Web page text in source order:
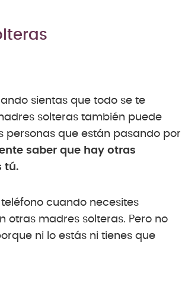
sientas que todo se te
solteras también puede
personas que están pasando por
saber que hay otras
tú.
cuando necesites
otras madres solteras. Pero no
ni lo estás ni tienes que